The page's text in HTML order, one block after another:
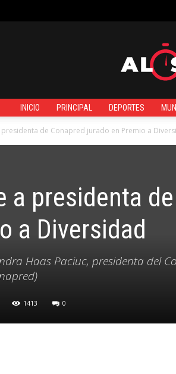
INICIO PRINCIPAL DEPORTES
presidenta de Conapred jurado en Premio a
a presidenta
a Diversidad
Haas Paciuc, presidenta del
1413 0